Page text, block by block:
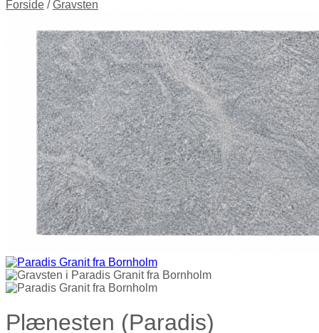
Forside / Gravsten
Plænesten (Paradis)